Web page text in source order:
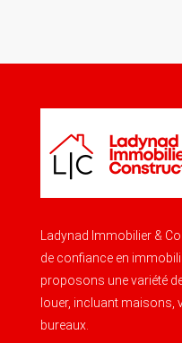
Ladynad Immobilier &
de confiance en
proposons une variété
louer, incluant maisons,
bureaux.